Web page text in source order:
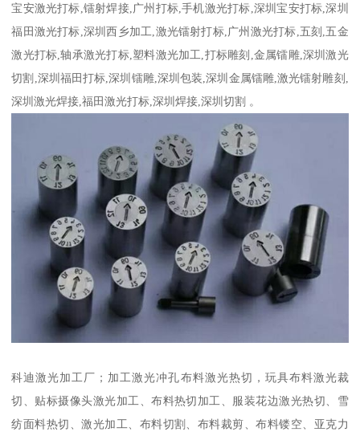
宝安激光打标,镭射焊接,广州打标,手机激光打标,深圳宝安打标,深圳
福田激光打标,深圳西乡加工,激光镭射打标,广州激光打标,五刻,五金
激光打标,轴承激光打标,塑料激光加工,打标雕刻,金属镭雕,深圳激光
切割,深圳福田打标,深圳镭雕,深圳包装,深圳金属镭雕,激光镭射雕刻,
深圳激光焊接,福田激光打标,深圳焊接,深圳切割 。
科迪激光加工厂；加工激光冲孔布料激光热切，玩具布料激光裁
切、贴标摄像头激光加工、布料热切加工、服装花边激光热切、雪
纺面料热切、激光加工、布料切割、布料裁剪、布料镂空、亚克力